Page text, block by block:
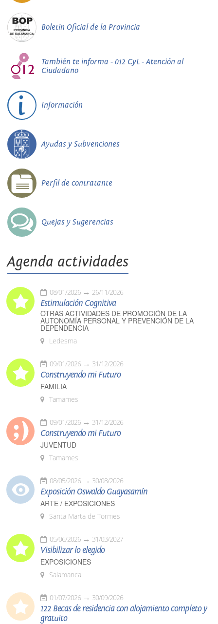
Boletín Oficial de la Provincia
También te informa - 012 CyL - Atención al
Ciudadano
Información
Ayudas y Subvenciones
Perfil de contratante
Quejas y Sugerencias
Agenda actividades
08/01/2026 26/11/2026
Estimulación Cognitiva
OTRAS ACTIVIDADES DE PROMOCIÓN DE LA
AUTONOMÍA PERSONAL Y PREVENCIÓN DE LA
DEPENDENCIA
Ledesma
09/01/2026 31/12/2026
Construyendo mi Futuro
FAMILIA
Tamames
09/01/2026 31/12/2026
Construyendo mi Futuro
JUVENTUD
Tamames
08/05/2026 30/08/2026
Exposición Oswaldo Guayasamín
ARTE / EXPOSICIONES
Santa Marta de Tormes
05/06/2026 31/03/2027
Visibilizar lo elegido
EXPOSICIONES
Salamanca
01/07/2026 30/09/2026
122 Becas de residencia con alojamiento completo y
gratuito